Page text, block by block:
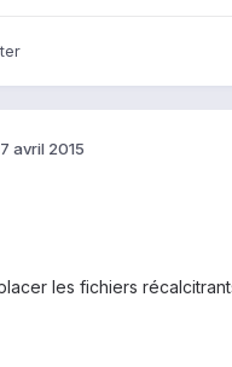
avril 2015
les fichiers